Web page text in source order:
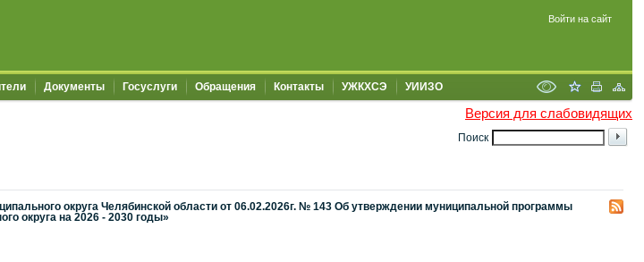
Войти на сайт
Документы Госуслуги Обращения Контакты УЖКХСЭ УИИЗО
Версия для слабовидящих
Поиск
округа Челябинской области от 06.02.2026г. № 143 Об утверждении муниципальной программы
округа на 2026 - 2030 годы»